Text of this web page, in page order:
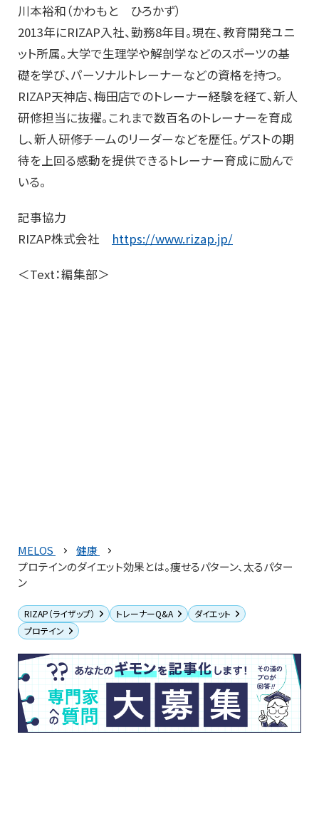
川本裕和（かわもと ひろかず）
2013年にRIZAP入社、勤務8年目。現在、教育開発ユニ
ット所属。大学で生理学や解剖学などのスポーツの基
礎を学び、パーソナルトレーナーなどの資格を持つ。
RIZAP天神店、梅田店でのトレーナー経験を経て、新人
研修担当に抜擢。これまで数百名のトレーナーを育成
し、新人研修チームのリーダーなどを歴任。ゲストの期
待を上回る感動を提供できるトレーナー育成に励んで
いる。
記事協力
RIZAP株式会社 https://www.rizap.jp/
＜Text：編集部＞
MELOS
健康
プロテインのダイエット効果とは。痩せるパターン、太るパター
ン
RIZAP（ライザップ） トレーナーQ&A
ダイエット
プロテイン